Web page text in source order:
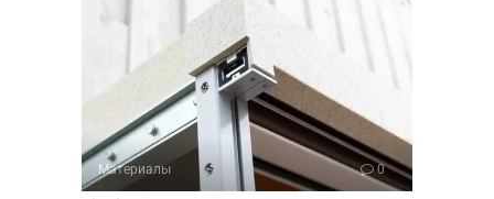
Материалы 0